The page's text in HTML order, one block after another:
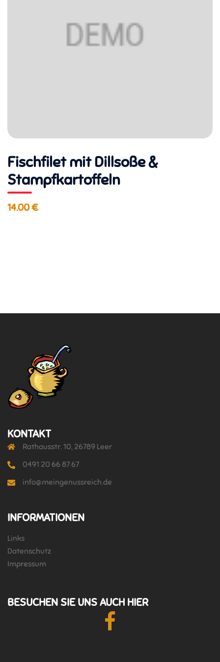
Fischfilet mit Dillsoße &
Stampfkartoffeln
14.00 €
KONTAKT
Rathausstr. 10, 26789 Leer
0491 20 66 87 67
info@meingenussreich.de
INFORMATIONEN
Links
Datenschutz
Impressum
BESUCHEN SIE UNS AUCH HIER